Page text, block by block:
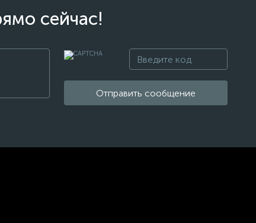
сейчас!
Отправить сообщение